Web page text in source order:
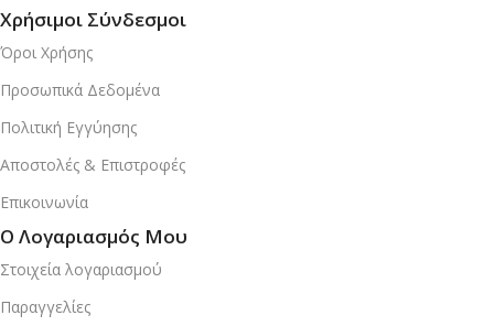
Χρήσιμοι Σύνδεσμοι
Όροι Χρήσης
Προσωπικά Δεδομένα
Πολιτική Εγγύησης
Αποστολές & Επιστροφές
Επικοινωνία
Ο Λογαριασμός Μου
Στοιχεία λογαριασμού
Παραγγελίες